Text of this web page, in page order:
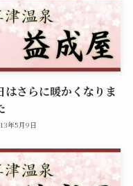
はさらに暖かくなりま
年5月9日